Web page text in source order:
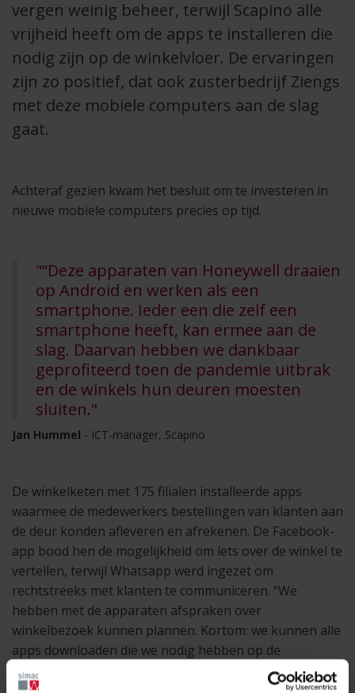
vergen weinig beheer, terwijl Scapino alle
vrijheid heeft om de apps te installeren die
nodig zijn op de winkelvloer. De ervaringen
zijn zo positief, dat ook zusterbedrijf Ziengs
met deze mobiele computers aan de slag
gaat.
Achteraf gezien kwam het besluit om te investeren in
nieuwe mobiele computers precies op tijd.
"“Deze apparaten van Honeywell draaien
op Android en werken als een
smartphone. Ieder een die zelf een
smartphone heeft, kan ermee aan de
slag. Daarvan hebben we dankbaar
geprofiteerd toen de pandemie uitbrak
en de winkels hun deuren moesten
sluiten."
Jan Hummel - ICT-manager, Scapino
De winkelketen met 175 filialen installeerde apps
waarmee de medewerkers bestellingen van klanten aan
de deur konden afleveren en afrekenen. De Facebook-
app bood hen de mogelijkheid om iets over de winkel te
vertellen, terwijl Whatsapp werd ingezet om
rechtstreeks met klanten te communiceren. “We
hebben met de apparaten afspraken over
winkelbezoek kunnen plannen. Kortom: we kunnen alle
apps downloaden die we nodig hebben op de
winkelvloer”, constateert Jan.